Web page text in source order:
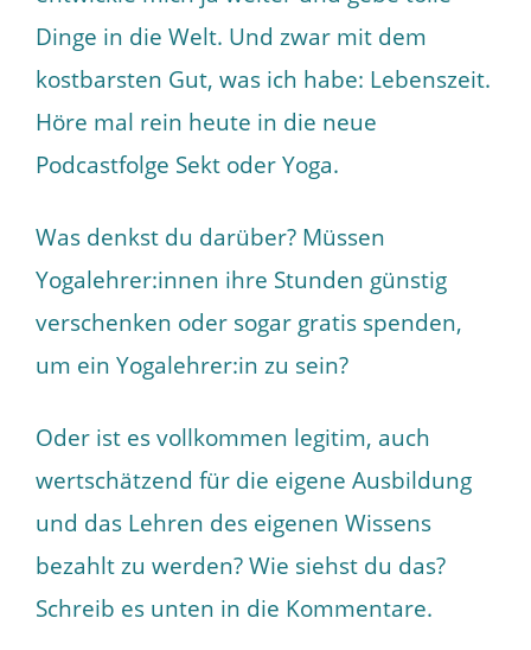
Dinge in die Welt. Und zwar mit dem
kostbarsten Gut, was ich habe: Lebenszeit.
Höre mal rein heute in die neue
Podcastfolge Sekt oder Yoga.
Was denkst du darüber? Müssen
Yogalehrer:innen ihre Stunden günstig
verschenken oder sogar gratis spenden,
um ein Yogalehrer:in zu sein?
Oder ist es vollkommen legitim, auch
wertschätzend für die eigene Ausbildung
und das Lehren des eigenen Wissens
bezahlt zu werden? Wie siehst du das?
Schreib es unten in die Kommentare.